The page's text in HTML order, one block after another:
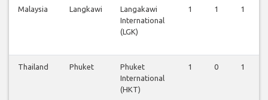
Malaysia Langkawi
Langakawi
International
(LGK)
1 1 1
Thailand Phuket
Phuket
International
(HKT)
1 0 1